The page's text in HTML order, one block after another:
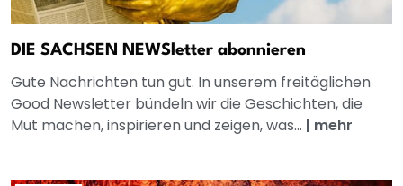
DIE SACHSEN NEWSletter abonnieren
Gute Nachrichten tun gut. In unserem freitäglichen
Good Newsletter bündeln wir die Geschichten, die
Mut machen, inspirieren und zeigen, was... | mehr